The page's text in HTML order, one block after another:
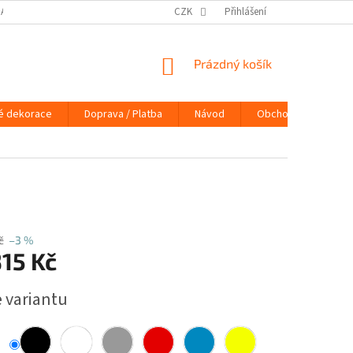
NÁVOD KONTAKTY
CZK Přihlášení
NÁKUPNÍ
Prázdný košík
dekorace Doprava / Platba Návod
Obchodní podmínky
–3 %
Kč
variantu